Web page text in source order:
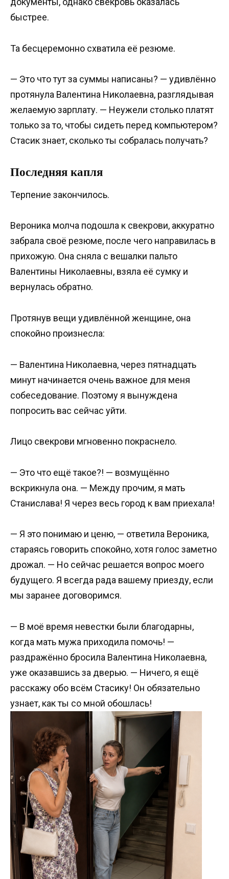
быстрее.
Та бесцеремонно схватила её резюме.
— Это что тут за суммы написаны? — удивлённо
протянула Валентина Николаевна, разглядывая
желаемую зарплату. — Неужели столько платят
только за то, чтобы сидеть перед компьютером?
Стасик знает, сколько ты собралась получать?
Последняя капля
Терпение закончилось.
Вероника молча подошла к свекрови, аккуратно
забрала своё резюме, после чего направилась в
прихожую. Она сняла с вешалки пальто
Валентины Николаевны, взяла её сумку и
вернулась обратно.
Протянув вещи удивлённой женщине, она
спокойно произнесла:
— Валентина Николаевна, через пятнадцать
минут начинается очень важное для меня
собеседование. Поэтому я вынуждена
попросить вас сейчас уйти.
Лицо свекрови мгновенно покраснело.
— Это что ещё такое?! — возмущённо
вскрикнула она. — Между прочим, я мать
Станислава! Я через весь город к вам приехала!
— Я это понимаю и ценю, — ответила Вероника,
стараясь говорить спокойно, хотя голос заметно
дрожал. — Но сейчас решается вопрос моего
будущего. Я всегда рада вашему приезду, если
мы заранее договоримся.
— В моё время невестки были благодарны,
когда мать мужа приходила помочь! —
раздражённо бросила Валентина Николаевна,
уже оказавшись за дверью. — Ничего, я ещё
расскажу обо всём Стасику! Он обязательно
узнает, как ты со мной обошлась!